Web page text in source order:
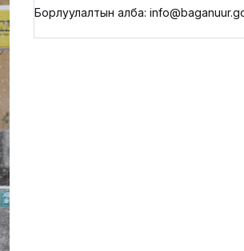
Борлуулалтын алба: